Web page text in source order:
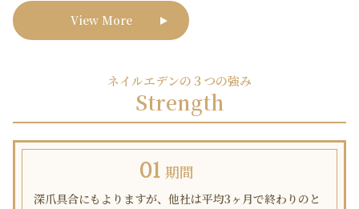
View More
ネイルエデンの３つの強み
Strength
期間
深爪具合にもよりますが、他社は平均3ヶ月で終わりのと